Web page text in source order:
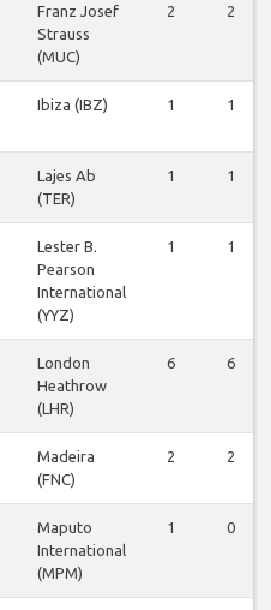
Franz Josef
Strauss
(MUC)
2 2
Ibiza (IBZ) 1 1
Lajes Ab
(TER)
1 1
Lester B.
Pearson
International
(YYZ)
1 1
London
Heathrow
(LHR)
6 6
Madeira
(FNC)
2 2
Maputo
International
(MPM)
1 0